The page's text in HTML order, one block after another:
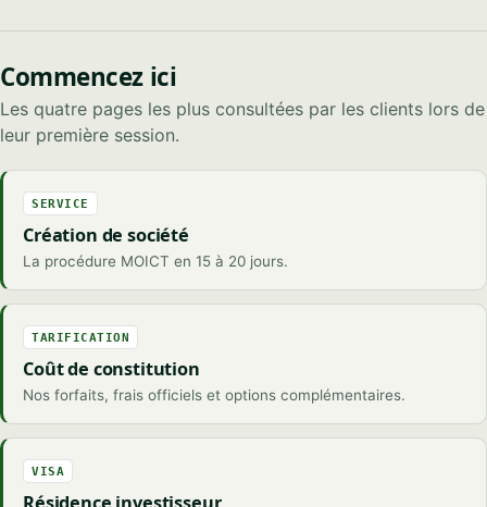
Commencez ici
Les quatre pages les plus consultées par les clients lors de
leur première session.
SERVICE
Création de société
La procédure MOICT en 15 à 20 jours.
TARIFICATION
Coût de constitution
Nos forfaits, frais officiels et options complémentaires.
VISA